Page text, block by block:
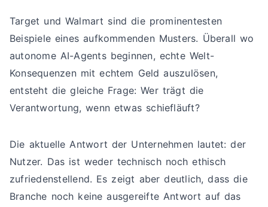
Target und Walmart sind die prominentesten
Beispiele eines aufkommenden Musters. Überall wo
autonome AI-Agents beginnen, echte Welt-
Konsequenzen mit echtem Geld auszulösen,
entsteht die gleiche Frage: Wer trägt die
Verantwortung, wenn etwas schiefläuft?
Die aktuelle Antwort der Unternehmen lautet: der
Nutzer. Das ist weder technisch noch ethisch
zufriedenstellend. Es zeigt aber deutlich, dass die
Branche noch keine ausgereifte Antwort auf das